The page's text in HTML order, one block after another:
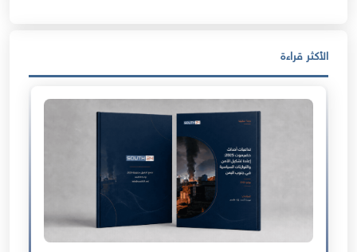
الأكثر قراءة